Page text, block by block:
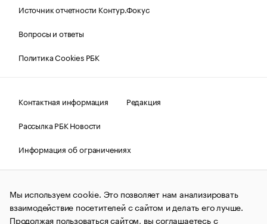
Источник отчетности Контур.Фокус
Вопросы и ответы
Политика Cookies РБК
Контактная информация
Редакция
Рассылка РБК Новости
Информация об ограничениях
Правовая информация
О соблюдении авторских прав
© АО «РОСБИЗНЕСКОНСАЛТИНГ»,1995–2026.Сообщения
и материалы информационного агентства «РБК»
(зарегистрировано Федеральной службой по надзору в сфере
Мы используем cookie. Это позволяет нам анализировать
взаимодействие посетителей с сайтом и делать его лучше.
Продолжая пользоваться сайтом, вы соглашаетесь с